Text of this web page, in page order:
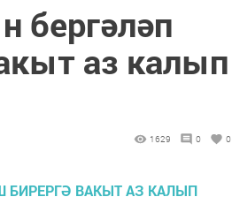
бергәләп
аз калып
1629 0 0